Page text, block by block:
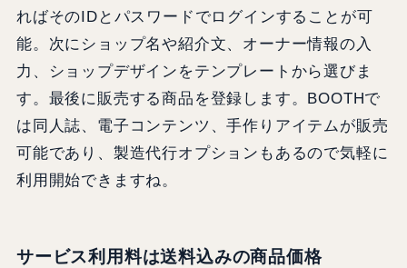
ればそのIDとパスワードでログインすることが可
能。次にショップ名や紹介文、オーナー情報の入
力、ショップデザインをテンプレートから選びま
す。最後に販売する商品を登録します。BOOTHで
は同人誌、電子コンテンツ、手作りアイテムが販売
可能であり、製造代行オプションもあるので気軽に
利用開始できますね。
サービス利用料は送料込みの商品価格